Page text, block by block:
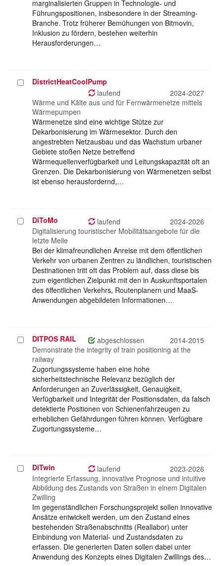
marginalisierten Gruppen in Technologie- und
Führungspositionen, insbesondere in der Streaming-
Branche. Trotz früherer Bemühungen von Bitmovin,
Inklusion zu fördern, bestehen weiterhin
Herausforderungen…
ProjektDistrictHeatCoolPump
laufend
2024-2027
Wärme und Kälte aus und für Fernwärmenetze mittels
Wärmepumpen
Wärmenetze sind eine wichtige Stütze zur
Dekarbonisierung im Wärmesektor. Durch den
angestrebten Netzausbau und das Wachstum urbaner
Gebiete stoßen Netze betreffend
Wärmequellenverfügbarkeit und Leitungskapazität oft an
Grenzen. Die Dekarbonisierung von Wärmenetzen selbst
ist ebenso herausfordernd,…
Projekt
auswählen
DiToMo laufend
2024-2026
Digitalisierung touristischer Mobilitätsangebote für die
letzte Meile
Bei der klimafreundlichen Anreise mit dem öffentlichen
Verkehr von urbanen Zentren zu ländlichen, touristischen
Destinationen tritt oft das Problem auf, dass diese bis
zum eigentlichen Zielpunkt mit den in Auskunftsportalen
des öffentlichen Verkehrs, Routenplanern und MaaS-
Anwendungen abgebildeten Informationen…
Projekt
auswählen
DITPOS RAIL abgeschlossen
2014-2015
Demonstrate the integrity of train positioning at the
railway
Zugortungssysteme haben eine hohe
sicherheitstechnische Relevanz bezüglich der
Anforderungen an Zuverlässigkeit, Genauigkeit,
Verfügbarkeit und Integrität der Positionsdaten, da falsch
detektierte Positionen von Schienenfahrzeugen zu
erheblichen Gefährdungen führen können. Verfügbare
Zugortungssysteme…
Projekt
auswählen
DiTwin laufend
2023-2026
Integrierte Erfassung, innovative Prognose und intuitive
Abbildung des Zustands von Straßen in einem Digitalen
Zwilling
Im gegenständlichen Forschungsprojekt sollen innovative
Ansätze entwickelt werden, um den Zustand eines
bestehenden Straßenabschnitts (Reallabor) unter
Einbindung von Material- und Zustandsdaten zu
erfassen. Die generierten Daten sollen dabei unter
Anwendung des Konzepts eines Digitalen Zwillings des…